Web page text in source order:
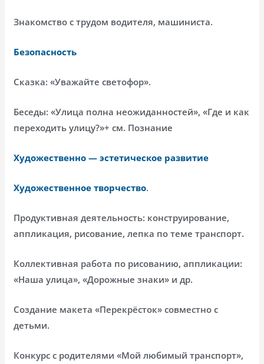
Знакомство с трудом водителя, машиниста.
Безопасность
Сказка: «Уважайте светофор».
Беседы: «Улица полна неожиданностей», «Где и как
переходить улицу?»+ см. Познание
Художественно — эстетическое развитие
Художественное творчество.
Продуктивная деятельность: конструирование,
аппликация, рисование, лепка по теме транспорт.
Коллективная работа по рисованию, аппликации:
«Наша улица», «Дорожные знаки» и др.
Создание макета «Перекрёсток» совместно с
детьми.
Конкурс с родителями «Мой любимый транспорт»,